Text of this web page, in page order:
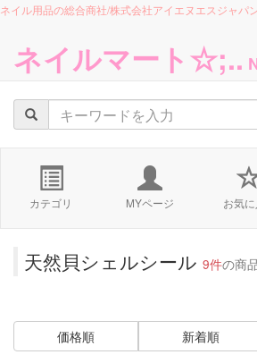
ネイル用品の総合商社/株式会社アイエヌエスジャパ
ネイルマート☆;..
カテゴリ MYページ お気に
天然貝シェルシール 9件の商
価格順 新着順